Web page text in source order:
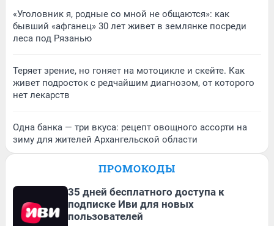
«Уголовник я, родные со мной не общаются»: как
бывший «афганец» 30 лет живет в землянке посреди
леса под Рязанью
Теряет зрение, но гоняет на мотоцикле и скейте. Как
живет подросток с редчайшим диагнозом, от которого
нет лекарств
Одна банка — три вкуса: рецепт овощного ассорти на
зиму для жителей Архангельской области
ПРОМОКОДЫ
35 дней бесплатного доступа к
подписке Иви для новых
пользователей